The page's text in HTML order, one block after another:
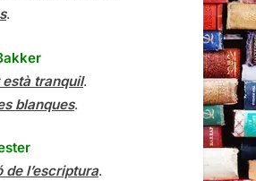
.
tranquil.
blanques.
de l’escriptura.